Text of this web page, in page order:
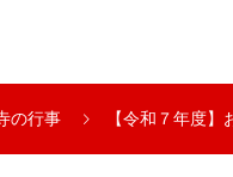
の行事 【令和７年度】